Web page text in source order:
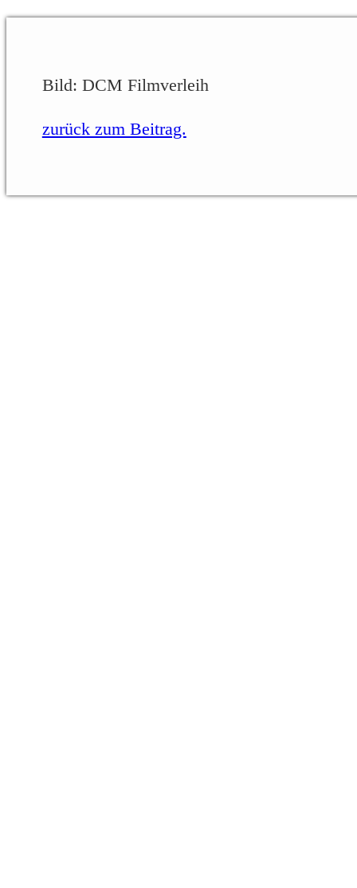
Bild: DCM Filmverleih
zurück zum Beitrag.